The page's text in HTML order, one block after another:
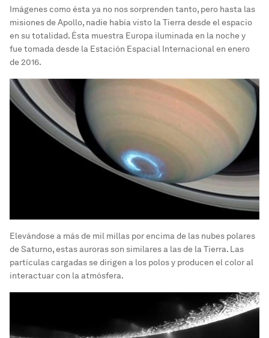
Imágenes como ésta ya no nos sorprenden tanto, pero hasta las
misiones de Apollo, nadie había visto la Tierra desde el espacio
en su totalidad. Ésta muestra Europa iluminada en la noche y
fue tomada desde la Estación Espacial Internacional en enero
de 2016.
Elevándose a más de mil millas por encima de las nubes polares
de Saturno, estas auroras son similares a las de la Tierra. Las
partículas cargadas se dirigen a los polos y producen el color al
interactuar con la atmósfera.